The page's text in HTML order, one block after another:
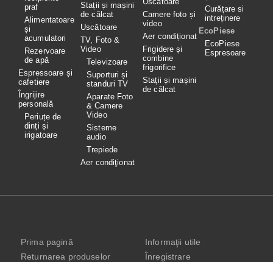
praf
Alimentatoare
și
acumulatori
Rezervoare
de apă
Espressoare și
cafetiere
Îngrijire
personală
Periuțe de
dinți și
irigatoare
Stații și mașini
de călcat
Uscătoare
TV, Foto &
Video
Televizoare
Suporturi și
standuri TV
Aparate Foto
& Camere
Video
Sisteme
audio
Trepiede
Aer condiţionat
Camere foto și
video
Aer condiționat
Frigidere și
combine
frigorifice
Stații și mașini
de călcat
Curățare si
intreținere
EcoPiese
EcoPiese
Espresoare
Prima pagină
Returnarea produselor
Informaţii utile
Înregistrare